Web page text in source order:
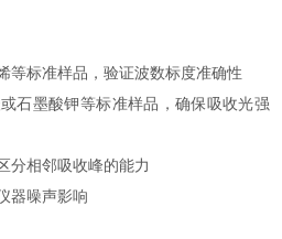
标准样品，验证波数标度准确性
墨酸钾等标准样品，确保吸收光强
相邻吸收峰的能力
噪声影响